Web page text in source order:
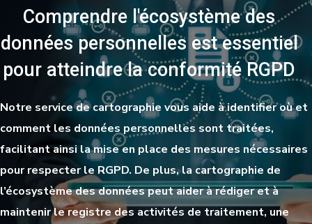
Comprendre l'écosystème des
données personnelles est essentiel
pour atteindre la conformité RGPD
Notre service de cartographie vous aide à identifier où et
comment les données personnelles sont traitées,
facilitant ainsi la mise en place des mesures nécessaires
pour respecter le RGPD. De plus, la cartographie de
l’écosystème des données peut aider à rédiger et à
maintenir le registre des activités de traitement, une